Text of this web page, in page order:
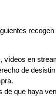
vídeos en
de
que haya